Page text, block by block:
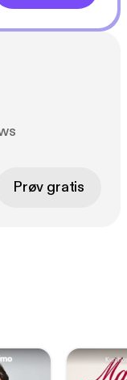
Prøv gratis